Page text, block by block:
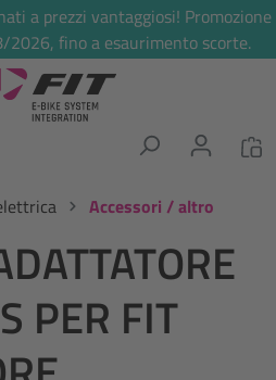
a prezzi vantaggiosi! Promozione
fino a esaurimento scorte.
Accessori / altro
PER FIT